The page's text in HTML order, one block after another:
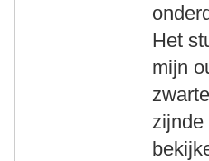
Het
mijn
zijnde